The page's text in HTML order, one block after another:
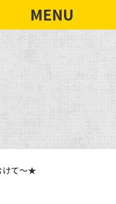
MENU
けて～★